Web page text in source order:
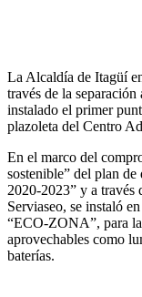
La Alcaldía de Itagüí
través de la separación
instalado el primer
plazoleta del Centro
En el marco del
sostenible” del plan
2020-2023” y a través
Serviaseo, se instaló
“ECO-ZONA”, para
aprovechables como
baterías.